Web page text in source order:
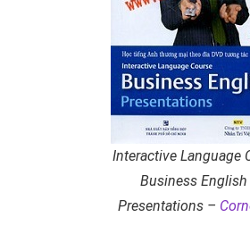
Interactive Language
Business English
Presentations –